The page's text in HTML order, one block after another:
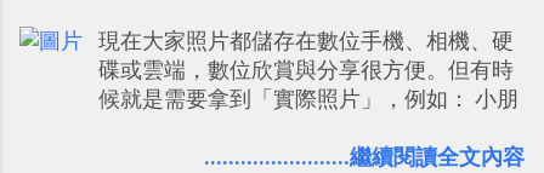
劃自助旅行路線時可以解決許多問題： 國外
地點名稱地址常常難懂，用自訂地圖就能自
己取一個好辨識的名稱。 在規劃路線之外，
張地圖就是旅遊手冊。 好看的自訂地圖一方
現在大家照片都儲存在數位手機、相機、硬
碟或雲端，數位欣賞與分享很方便。但有時
候就是需要拿到「實際照片」，例如： 小朋
來當小禮物 把照片貼在紙本手帳上 這時候，
........................繼續閱讀全文內容